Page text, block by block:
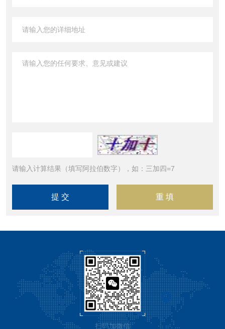
请输入计算结果（填写阿拉伯数字），如：三加四=7
扫码加微信